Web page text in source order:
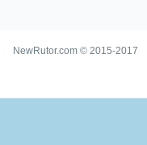
NewRutor.com © 2015-2017